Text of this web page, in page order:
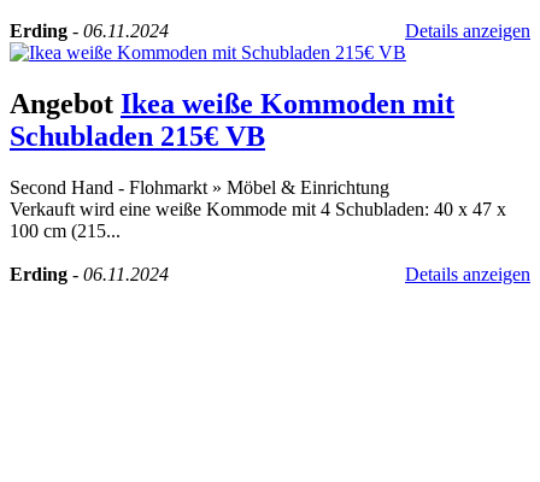
Erding - 06.11.2024 Details anzeigen
Angebot Ikea weiße Kommoden mit
Schubladen 215€ VB
Second Hand - Flohmarkt » Möbel & Einrichtung
Verkauft wird eine weiße Kommode mit 4 Schubladen: 40 x 47 x
100 cm (215...
Erding - 06.11.2024 Details anzeigen